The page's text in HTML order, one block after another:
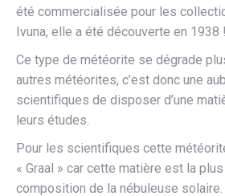
été commercialisée pour les
Ivuna, elle a été découverte en 1938 !
Ce type de météorite se dégrade
autres météorites, c’est donc une
scientifiques de disposer d’une
leurs études.
Pour les scientifiques cette
« Graal » car cette matière est la
composition de la nébuleuse solaire.